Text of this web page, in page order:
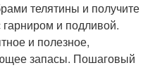
телятины и получите
и подливой.
и полезное,
запасы. Пошаговый